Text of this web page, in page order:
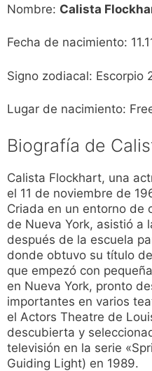
Nombre: Calista
Fecha de nacimiento:
Signo zodiacal: Escorpio
Lugar de nacimiento:
Biografía de
Calista Flockhart, una
el 11 de noviembre de
Criada en un entorno de
de Nueva York, asistió a
después de la escuela
donde obtuvo su título
que empezó con
en Nueva York, pronto
importantes en varios
el Actors Theatre de
descubierta y
televisión en la serie
Guiding Light) en 1989.